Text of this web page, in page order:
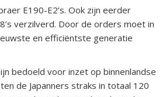
E190-E2’s. Ook zijn eerder
verzilverd. Door de orders moet in
en efficiëntste generatie
bedoeld voor inzet op binnenlandse
de Japanners straks in totaal 120